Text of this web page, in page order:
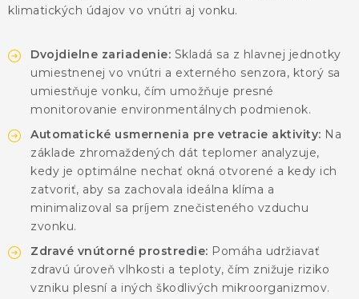
BLOG
ZNAČKY
Obchodné podmienky GDPR Slovník pojmov
klimatických údajov vo vnútri aj vonku.
Dvojdielne zariadenie: Skladá sa z hlavnej jednotky
umiestnenej vo vnútri a externého senzora, ktorý sa
umiestňuje vonku, čím umožňuje presné
monitorovanie environmentálnych podmienok.
Automatické usmernenia pre vetracie aktivity: Na
základe zhromaždených dát teplomer analyzuje,
kedy je optimálne nechať okná otvorené a kedy ich
zatvoriť, aby sa zachovala ideálna klíma a
minimalizoval sa príjem znečisteného vzduchu
zvonku.
Zdravé vnútorné prostredie: Pomáha udržiavať
zdravú úroveň vlhkosti a teploty, čím znižuje riziko
vzniku plesní a iných škodlivých mikroorganizmov.